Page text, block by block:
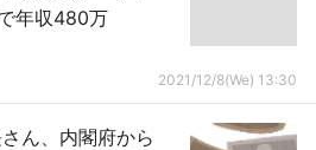
年収480万
2021/12/8(We) 13:30
ん、内閣府から